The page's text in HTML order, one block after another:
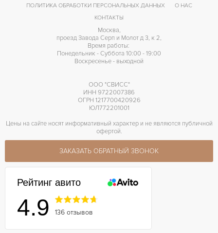
ПРОЧЕЕ Отделка драгоценными камнями
ПОЛИТИКА ОБРАБОТКИ ПЕРСОНАЛЬНЫХ ДАННЫХ
О НАС
КОНТАКТЫ
Москва,
проезд Завода Серп и Молот д 3, к 2,
Время работы:
Понедельник - Суббота 10:00 - 19:00
Воскресенье - выходной
ООО "СВИСС"
ИНН 9722007386
ОГРН 1217700420926
ЮЛ772201001
Цены на сайте носят информативный характер и не являются публичной
офертой.
ЗАКАЗАТЬ ОБРАТНЫЙ ЗВОНОК
Рейтинг авито
4.9 136 отзывов